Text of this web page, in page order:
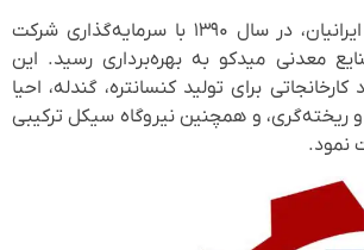
شرکت فولاد بوتیای ایرانیان، در سال ۱۳۹۰ با سرمایه‌گذاری شرکت
معدنی میدکو به بهره‌برداری رسید. این
برای تولید کنسانتره، گندله، احیا
ریخته‌گری، و همچنین نیروگاه سیکل ترکیبی